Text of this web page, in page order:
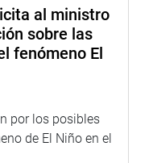
al ministro
sobre las
fenómeno El
por los posibles
de El Niño en el